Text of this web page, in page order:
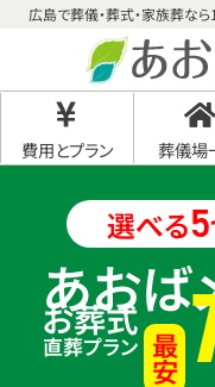
広島で葬儀・葬式・家族葬な
費用とプラン 葬儀場
選べる5
あおば
お葬式
直葬プラン 最安